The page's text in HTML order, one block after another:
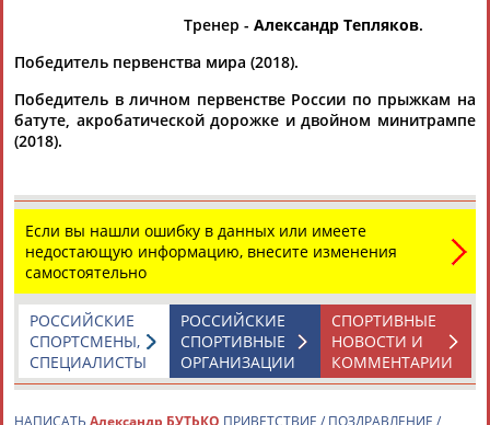
Ваш запрос: "Александр БУТЬКО"
1 2 3 4 5
Российские спортсмены стали победителями командных
...в Португалии. В составе российской команды выступали
Александр Бутько, Михаил Юрьев, Лев Бусарев и
Тимофей...
(Проект:Информационное агентство СТАДИОН
11.04.2026
Волейболист Александр Бутько рассказал, как допинг попал
в его организм
Олимпийский чемпион по волейболу
Александр Бутько
считает причинами попадания в его организм
Тренер - Александр Тепляков.
Победитель первенства мира (2018).
Победитель в личном первенстве России по прыжкам на
батуте, акробатической дорожке и двойном минитрампе
(2018).
Если вы нашли ошибку в данных или имеете
недостающую информацию, внесите изменения
самостоятельно
СПОРТИВНЫЕ
НОВОСТИ И
КОММЕНТАРИИ
РОССИЙСКИЕ
СПОРТИВНЫЕ
ОРГАНИЗАЦИИ
РОССИЙСКИЕ
СПОРТСМЕНЫ,
СПЕЦИАЛИСТЫ